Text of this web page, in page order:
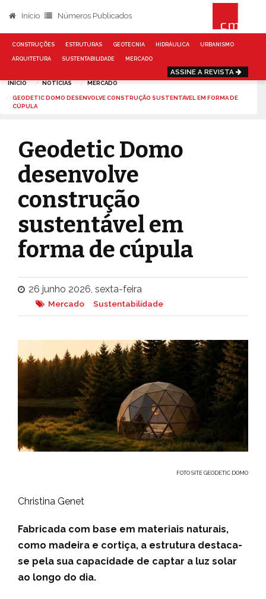
Início Números Publicados
CONSTRUÇÕES ESTRUTURAS GEOTECNIA HIDRÁULICA URBANISMO
ARQUITETURA SUSTENTABILIDADE MERCADO
ASSINE A REVISTA
INÍCIO NOTÍCIAS MERCADO
GEODETIC DOMO DESENVOLVE CONSTRUÇÃO SUSTENTÁVEL EM FORMA DE
CÚPULA
Geodetic Domo
desenvolve
construção
sustentável em
forma de cúpula
26 junho 2026, sexta-feira
Mercado Sustentabilidade
FOTO SITE GEODETIC DOMO
Christina Genet
Fabricada com base em materiais naturais,
como madeira e cortiça, a estrutura destaca-
se pela sua capacidade de captar a luz solar
ao longo do dia.